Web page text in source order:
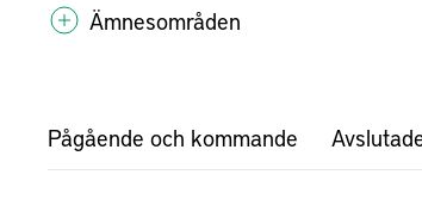
Ämnesområden
Pågående och kommande